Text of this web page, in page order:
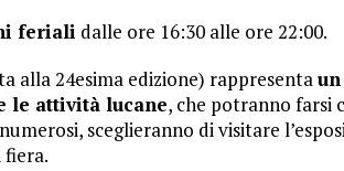
feriali dalle ore 16:30 alle ore 22:00.
alla 24esima edizione) rappresenta
le attività lucane, che potranno farsi
sceglieranno di visitare